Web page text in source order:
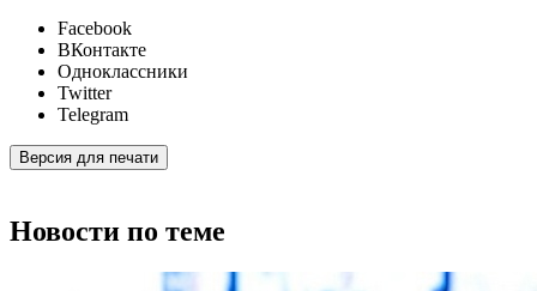
Facebook
ВКонтакте
Одноклассники
Twitter
Telegram
Версия для печати
Новости по теме